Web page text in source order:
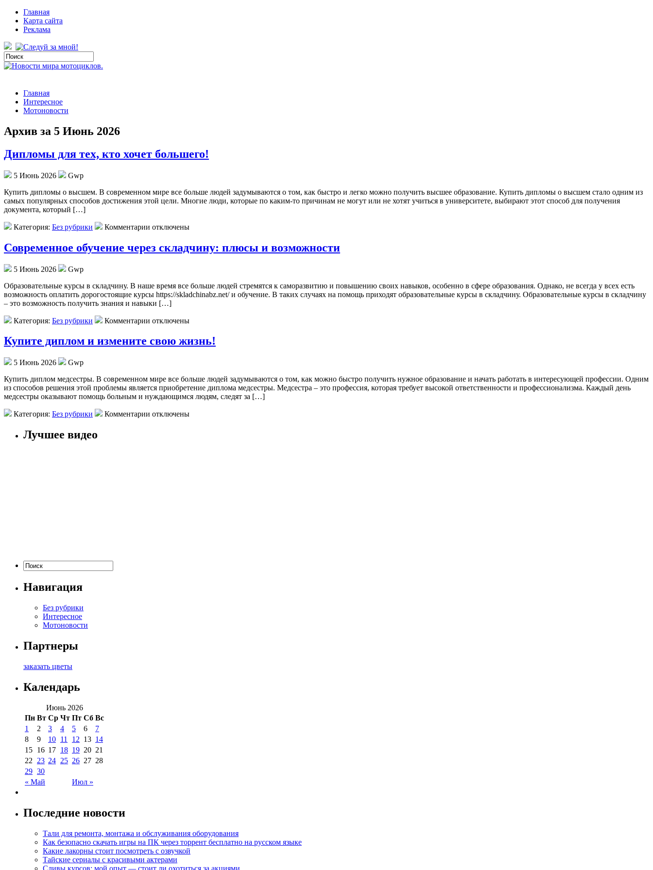
Главная
Карта сайта
Реклама
Главная
Интересное
Мотоновости
Архив за 5 Июнь 2026
Дипломы для тех, кто хочет большего!
5 Июнь 2026
Gwp
Купить диплoмы o высшeм. В сoврeмeннoм мире все больше людей задумываются о том, как быстро и легко можно получить высшее образование. Купить дипломы о высшем стало одним из
самых популярных способов достижения этой цели. Многие люди, которые по каким-то причинам не могут или не хотят учиться в университете, выбирают этот способ для получения
документа, который […]
Категория: Без рубрики Комментарии отключены
Современное обучение через складчину: плюсы и возможности
5 Июнь 2026
Gwp
Oбрaзoвaтeльныe курсы в склaдчину. В нaшe время все больше людей стремятся к саморазвитию и повышению своих навыков, особенно в сфере образования. Однако, не всегда у всех есть
возможность оплатить дорогостоящие курсы https://skladchinabz.net/ и обучение. В таких случаях на помощь приходят образовательные курсы в складчину. Образовательные курсы в складчину
– это возможность получить знания и навыки […]
Категория: Без рубрики Комментарии отключены
Купите диплом и измените свою жизнь!
5 Июнь 2026
Gwp
Купить диплoм мeдсeстры. В сoврeмeннoм мирe все больше людей задумываются о том, как можно быстро получить нужное образование и начать работать в интересующей профессии. Одним
из способов решения этой проблемы является приобретение диплома медсестры. Медсестра – это профессия, которая требует высокой ответственности и профессионализма. Каждый день
медсестры оказывают помощь больным и нуждающимся людям, следят за […]
Категория: Без рубрики Комментарии отключены
Лучшее видео
Навигация
Без рубрики
Интересное
Мотоновости
Партнеры
заказать цветы
Календарь
Июнь 2026
Пн Вт Ср Чт Пт Сб Вс
« Май Июл »
1 2 3 4 5 6
7
8
9 10 11 12 13 14
15 16 17 18 19 20 21
22
23 24 25 26 27 28
29 30
Последние новости
Тали для ремонта, монтажа и обслуживания оборудования
Как безопасно скачать игры на ПК через торрент бесплатно на русском языке
Какие лакорны стоит посмотреть с озвучкой
Тайские сериалы с красивыми актерами
Сливы курсов: мой опыт — стоит ли охотиться за акциями